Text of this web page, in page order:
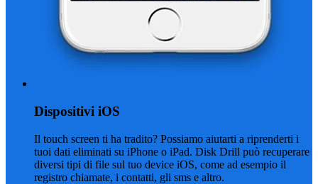
Dispositivi iOS
Il touch screen ti ha tradito? Possiamo aiutarti a riprenderti i
tuoi dati eliminati su iPhone o iPad. Disk Drill può recuperare
diversi tipi di file sul tuo device iOS, come ad esempio il
registro chiamate, i contatti, gli sms e altro.